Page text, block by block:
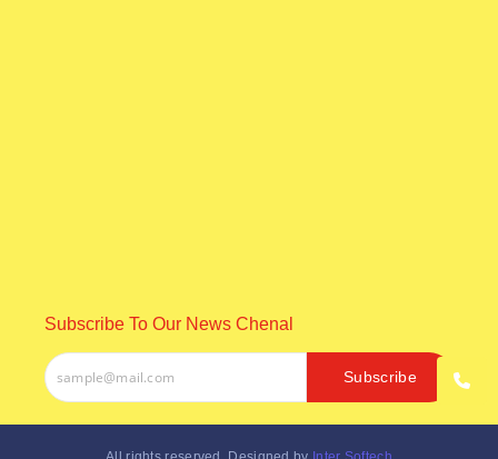
Subscribe To Our News Chenal
Subscribe